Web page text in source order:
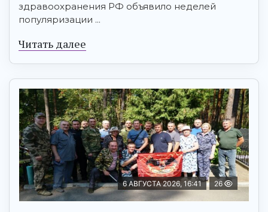
здравоохранения РФ объявило неделей
популяризации ...
Читать далее
6 АВГУСТА 2026, 16:41 26